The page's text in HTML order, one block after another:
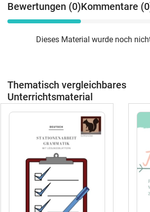
Bewertungen (0)Kommentare
Dieses Material wurde noch
Thematisch vergleichbares
Unterrichtsmaterial